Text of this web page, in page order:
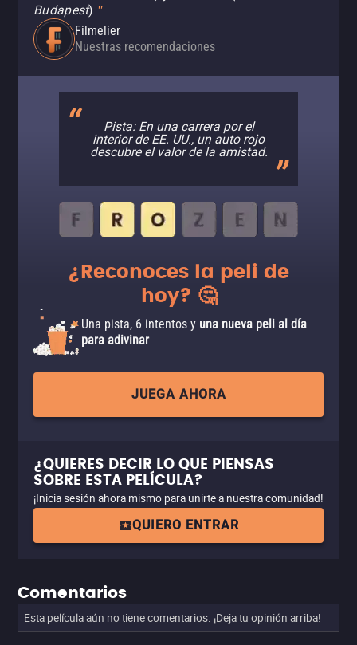
Budapest)."
Filmelier
Nuestras recomendaciones
Pista: En una carrera por el
interior de EE. UU., un auto rojo
descubre el valor de la amistad.
¿Reconoces la peli de
hoy? 🤔
Una pista, 6 intentos y una nueva peli al día
para adivinar
JUEGA AHORA
¿QUIERES DECIR LO QUE PIENSAS
SOBRE ESTA PELÍCULA?
¡Inicia sesión ahora mismo para unirte a nuestra comunidad!
QUIERO ENTRAR
Comentarios
Esta película aún no tiene comentarios. ¡Deja tu opinión arriba!